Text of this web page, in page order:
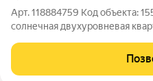
Арт. 118884759 Код объекта:
солнечная двухуровневая
шумоизоляция - автономное
рядом остановка О